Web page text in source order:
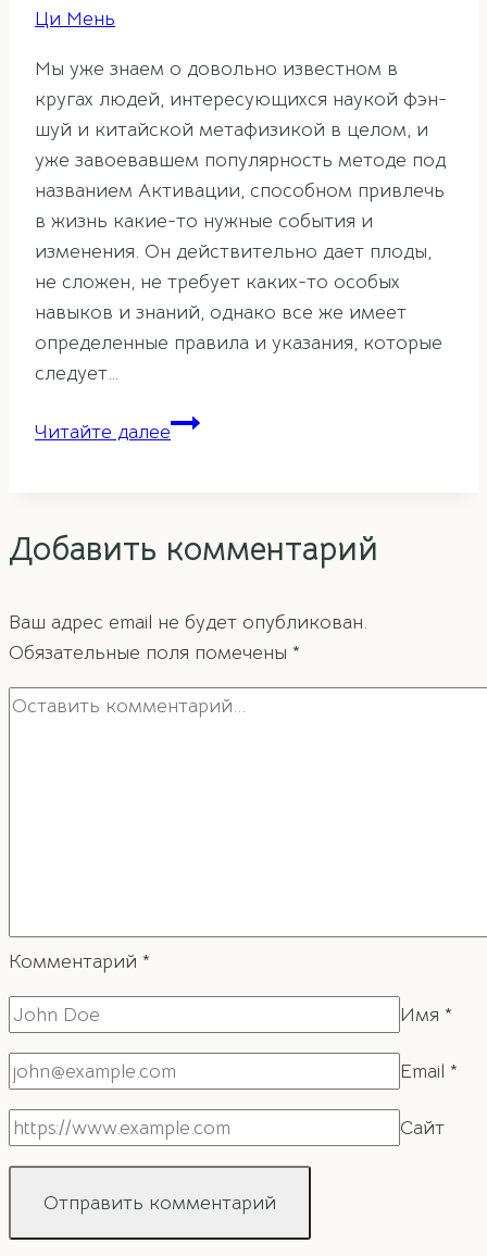
Ци Мень
Мы уже знаем о довольно известном в
кругах людей, интересующихся наукой фэн-
шуй и китайской метафизикой в целом, и
уже завоевавшем популярность методе под
названием Активации, способном привлечь
в жизнь какие-то нужные события и
изменения. Он действительно дает плоды,
не сложен, не требует каких-то особых
навыков и знаний, однако все же имеет
определенные правила и указания, которые
следует…
Читайте далееПредметы
фэн-
Добавить комментарий
Ваш адрес email не будет опубликован.
Обязательные поля помечены *
Комментарий *
Имя *
Email *
Сайт